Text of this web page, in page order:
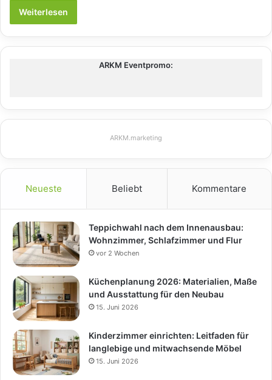
Weiterlesen
ARKM Eventpromo:
ARKM.marketing
Neueste Beliebt Kommentare
Teppichwahl nach dem Innenausbau:
Wohnzimmer, Schlafzimmer und Flur
vor 2 Wochen
Küchenplanung 2026: Materialien, Maße
und Ausstattung für den Neubau
15. Juni 2026
Kinderzimmer einrichten: Leitfaden für
langlebige und mitwachsende Möbel
15. Juni 2026